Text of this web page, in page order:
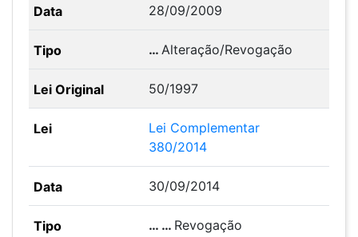
28/09/2009
…Alteração/Revogação
50/1997
Lei Complementar
380/2014
30/09/2014
… … Revogação